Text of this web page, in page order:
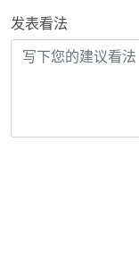
发表看法